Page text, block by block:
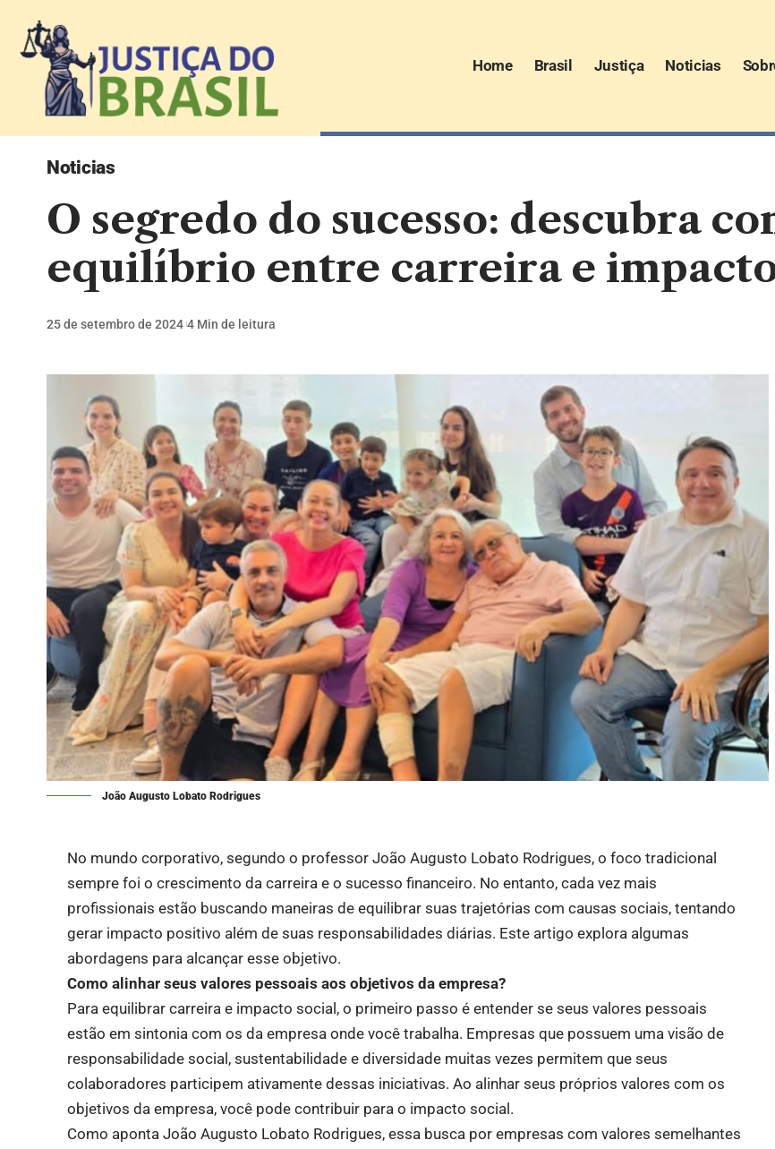
Home Brasil Justiça Noticias
Noticias
O segredo do sucesso: descubra
equilíbrio entre carreira e
25 de setembro de 2024 4 Min de leitura
João Augusto Lobato Rodrigues
No mundo corporativo, segundo o professor João Augusto Lobato Rodrigues, o foco tradicional
sempre foi o crescimento da carreira e o sucesso financeiro. No entanto, cada vez mais
profissionais estão buscando maneiras de equilibrar suas trajetórias com causas sociais, tentando
gerar impacto positivo além de suas responsabilidades diárias. Este artigo explora algumas
abordagens para alcançar esse objetivo.
Como alinhar seus valores pessoais aos objetivos da empresa?
Para equilibrar carreira e impacto social, o primeiro passo é entender se seus valores pessoais
estão em sintonia com os da empresa onde você trabalha. Empresas que possuem uma visão de
responsabilidade social, sustentabilidade e diversidade muitas vezes permitem que seus
colaboradores participem ativamente dessas iniciativas. Ao alinhar seus próprios valores com os
objetivos da empresa, você pode contribuir para o impacto social.
Como aponta João Augusto Lobato Rodrigues, essa busca por empresas com valores semelhantes